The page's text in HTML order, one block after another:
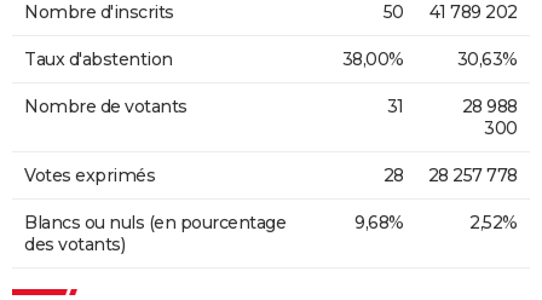
Nombre d'inscrits 50 41 789 202
Taux d'abstention 38,00% 30,63%
Nombre de votants 31
28 988
300
Votes exprimés 28 28 257 778
Blancs ou nuls (en pourcentage
des votants)
9,68% 2,52%